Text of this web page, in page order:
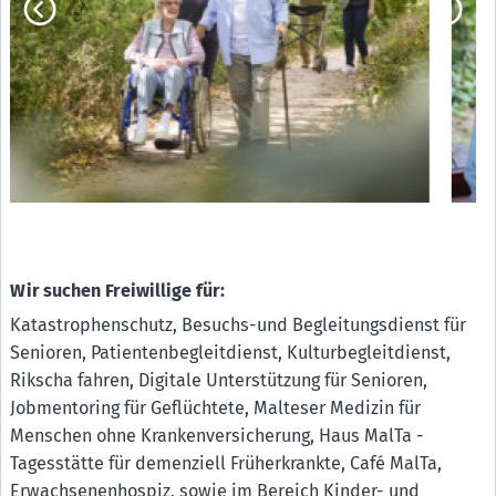
Wir suchen Freiwillige für:
Katastrophenschutz, Besuchs-und Begleitungsdienst für
Senioren, Patientenbegleitdienst, Kulturbegleitdienst,
Rikscha fahren, Digitale Unterstützung für Senioren,
Jobmentoring für Geflüchtete, Malteser Medizin für
Menschen ohne Krankenversicherung, Haus MalTa -
Tagesstätte für demenziell Früherkrankte, Café MalTa,
Erwachsenenhospiz, sowie im Bereich Kinder- und